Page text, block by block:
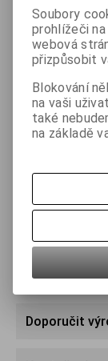
Porovnat
Záruka (měsíců):
Skladem:Na
Dotaz na
Doporučit
Soubory
prohlížeči
webová
přizpůsobit
Blokování
na vaši
také
na základě